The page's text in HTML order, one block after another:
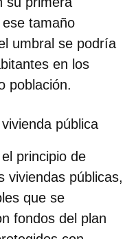
tamaño
umbral se podría
en los
población.
pública
principio de
viviendas públicas,
que se
fondos del plan